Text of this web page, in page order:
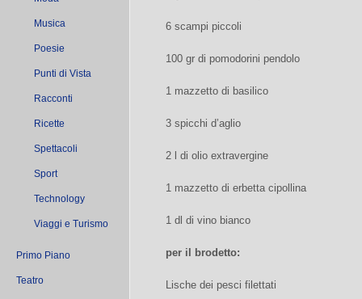
Musica
Poesie
Punti di Vista
Racconti
Ricette
Spettacoli
Sport
Technology
Viaggi e Turismo
Primo Piano
Teatro
6 scampi piccoli
100 gr di pomodorini pendolo
1 mazzetto di basilico
3 spicchi d’aglio
2 l di olio extravergine
1 mazzetto di erbetta cipollina
1 dl di vino bianco
per il brodetto:
Lische dei pesci filettati